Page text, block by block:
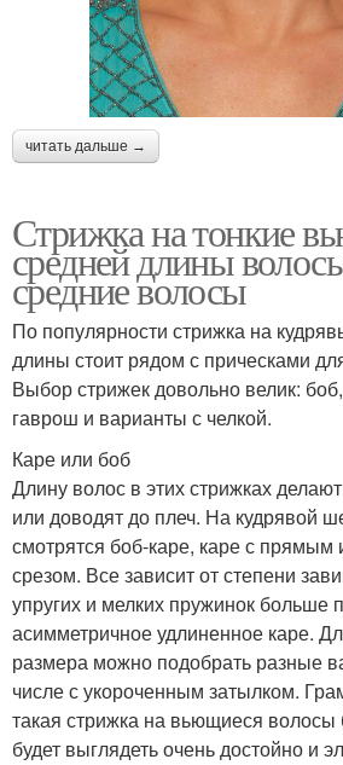
Короткая стрижка
Стрижка со слоями
Стрижки для
непослушных волос
Стрижки для длинных
волос
Любимые стрижки
читать дальше →
Стрижка на тонкие
средней длины
средние волосы
По популярности стрижка на
длины стоит рядом с прическами
Выбор стрижек довольно велик:
гаврош и варианты с челкой.
Каре или боб
Длину волос в этих стрижках
или доводят до плеч. На кудрявой
смотрятся боб-каре, каре с
срезом. Все зависит от степени
упругих и мелких пружинок больше
асимметричное удлиненное каре.
размера можно подобрать разные
числе с укороченным затылком.
такая стрижка на вьющиеся волосы
будет выглядеть очень достойно и